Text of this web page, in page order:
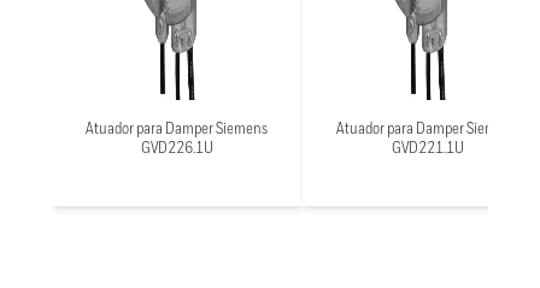
Atuador para Damper Siemens
GVD226.1U
Atuador para Damper Siemens
GVD221.1U